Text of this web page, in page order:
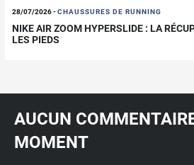
28/07/2026-CHAUSSURES DE RUNNING
NIKE AIR ZOOM HYPERSLIDE : LA
LES PIEDS
AUCUN
MOMENT